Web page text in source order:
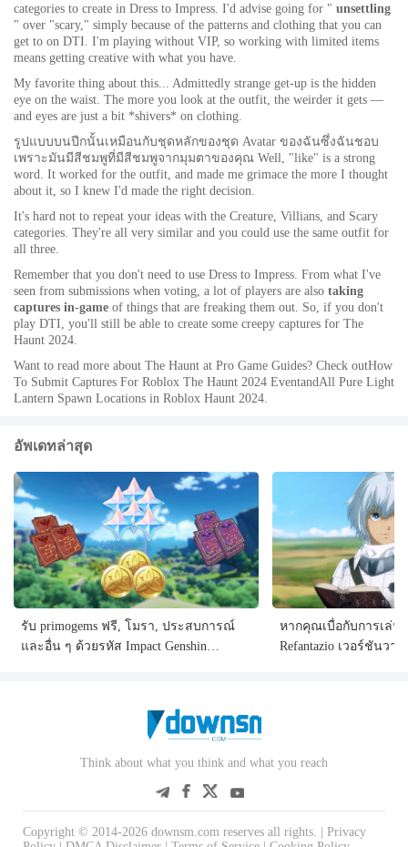
categories to create in Dress to Impress. I'd advise going for " unsettling
" over "scary," simply because of the patterns and clothing that you can
get to on DTI. I'm playing without VIP, so working with limited items
means getting creative with what you have.
My favorite thing about this... Admittedly strange get-up is the hidden
eye on the waist. The more you look at the outfit, the weirder it gets —
and eyes are just a bit *shivers* on clothing.
รูปแบบบนปีกนั้นเหมือนกับชุดหลักของชุด Avatar ของฉันซึ่งฉันชอบ
เพราะมันมีสีชมพูที่มีสีชมพูจากมุมตาของคุณ Well, "like" is a strong
word. It worked for the outfit, and made me grimace the more I thought
about it, so I knew I'd made the right decision.
It's hard not to repeat your ideas with the Creature, Villians, and Scary
categories. They're all very similar and you could use the same outfit for
all three.
Remember that you don't need to use Dress to Impress. From what I've
seen from submissions when voting, a lot of players are also taking
captures in-game of things that are freaking them out. So, if you don't
play DTI, you'll still be able to create some creepy captures for The
Haunt 2024.
Want to read more about The Haunt at Pro Game Guides? Check outHow
To Submit Captures For Roblox The Haunt 2024 EventandAll Pure Light
Lantern Spawn Locations in Roblox Haunt 2024.
อัพเดทล่าสุด
รับ primogems ฟรี, โมรา, ประสบการณ์
และอื่น ๆ ด้วยรหัส Impact Genshin
หากคุณเบื่อกับการเล่น
Refantazio เวอร์ชันว
Think about what you think and what you reach
Copyright © 2014-2026 downsm.com reserves all rights. | Privacy